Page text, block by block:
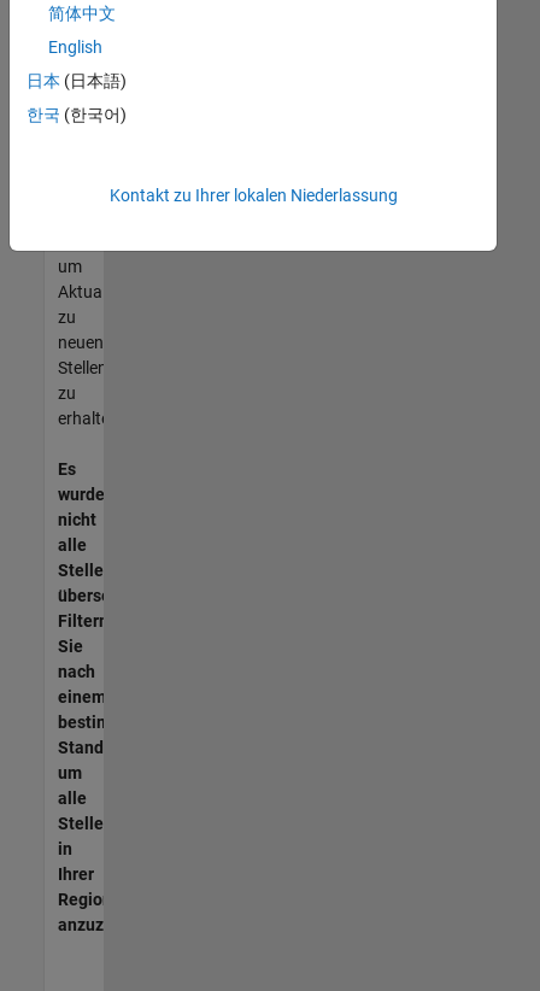
die
Ihren
entsprechen,
werden
unseres
um
Aktualisierungen
zu
neuen
Stellenangeboten
zu
erhalten.
Es
wurden
nicht
alle
Stellen
übersetzt.
Filtern
Sie
nach
einem
bestimmten
Standort,
um
alle
Stellenangebote
in
Ihrer
Region
anzuzeigen.
简体中文
English
日本 (日本語)
한국 (한국어)
Kontakt zu Ihrer lokalen Niederlassung